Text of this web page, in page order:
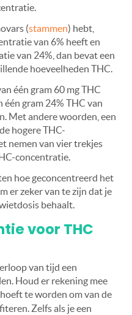
(stammen) hebt,
van 6% heeft en
van 24%, dan bevat een
hoeveelheden THC.
één gram 60 mg THC
gram 24% THC van
Met andere woorden, een
hogere THC-
nemen van vier trekjes
concentratie.
hoe geconcentreerd het
er zeker van te zijn dat je
behaalt.
voor THC
van tijd een
Houd er rekening mee
te worden om van de
Zelfs als je een